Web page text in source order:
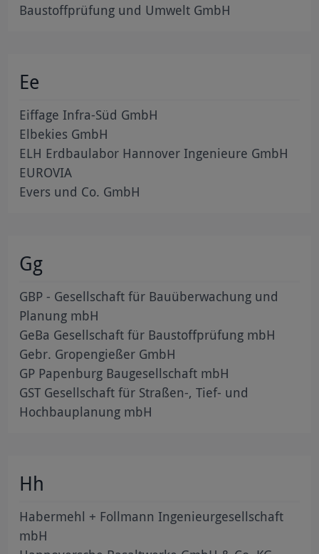
Baustoffprüfung und Umwelt GmbH
Ee
Eiffage Infra-Süd GmbH
Elbekies GmbH
ELH Erdbaulabor Hannover Ingenieure GmbH
EUROVIA
Evers und Co. GmbH
Gg
GBP - Gesellschaft für Bauüberwachung und
Planung mbH
GeBa Gesellschaft für Baustoffprüfung mbH
Gebr. Gropengießer GmbH
GP Papenburg Baugesellschaft mbH
GST Gesellschaft für Straßen-, Tief- und
Hochbauplanung mbH
Hh
Habermehl + Follmann Ingenieurgesellschaft
mbH